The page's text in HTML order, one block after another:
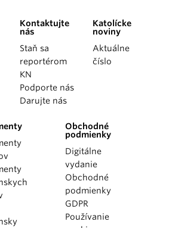
Kontaktujte
nás
Staň sa
reportérom
KN
Podporte nás
Darujte nás
Katolícke
noviny
Aktuálne
číslo
Obchodné
podmienky
Digitálne
vydanie
Obchodné
podmienky
GDPR
Používanie